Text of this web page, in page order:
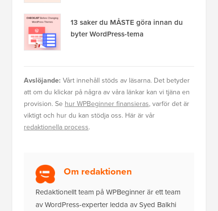
13 saker du MÅSTE göra innan du
byter WordPress-tema
Avslöjande: Vårt innehåll stöds av läsarna. Det betyder
att om du klickar på några av våra länkar kan vi tjäna en
provision. Se hur WPBeginner finansieras, varför det är
viktigt och hur du kan stödja oss. Här är vår
redaktionella process.
Om redaktionen
Redaktionellt team på WPBeginner är ett team
av WordPress-experter ledda av Syed Balkhi